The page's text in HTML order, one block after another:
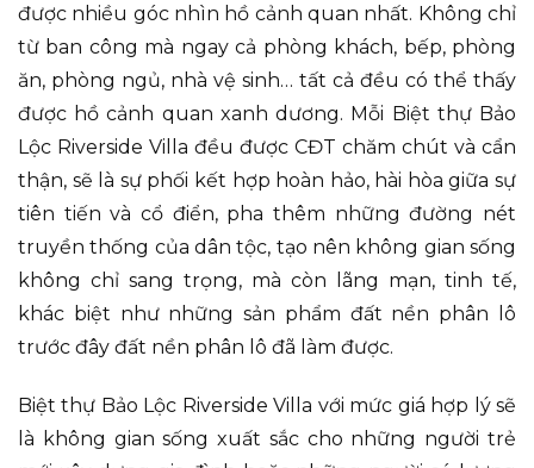
được nhiều góc nhìn hồ cảnh quan nhất. Không chỉ
từ ban công mà ngay cả phòng khách, bếp, phòng
ăn, phòng ngủ, nhà vệ sinh… tất cả đều có thể thấy
được hồ cảnh quan xanh dương. Mỗi Biệt thự Bảo
Lộc Riverside Villa đều được CĐT chăm chút và cẩn
thận, sẽ là sự phối kết hợp hoàn hảo, hài hòa giữa sự
tiên tiến và cổ điển, pha thêm những đường nét
truyền thống của dân tộc, tạo nên không gian sống
không chỉ sang trọng, mà còn lãng mạn, tinh tế,
khác biệt như những sản phẩm đất nền phân lô
trước đây đất nền phân lô đã làm được.
Biệt thự Bảo Lộc Riverside Villa với mức giá hợp lý sẽ
là không gian sống xuất sắc cho những người trẻ